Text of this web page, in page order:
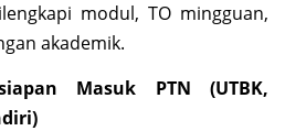
modul, TO mingguan,
akademik.
Masuk PTN (UTBK,